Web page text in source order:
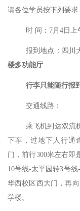
请各位学员按下列要求
时 间： 7月4日上
报到地点：四川
楼多功能厅
行李只能随行报
交通线路：
乘飞机到达双流
下车，过地下人行通
门，前行300米左右即
10号线-太平园转3号
华西校区西大门，再
学楼。